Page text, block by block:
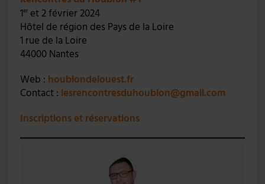
1eret 2 février 2024
Hôtel de région des Pays de la Loire
1 rue de la Loire
44000 Nantes
Web : houblondelouest.fr
Contact : lesrencontresduhoublon@gmail.com
Inscriptions et réservations